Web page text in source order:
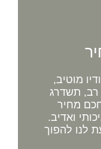
מוטיב,
רב, תשדרג
מחיר
ואדיב.
לנו להפוך